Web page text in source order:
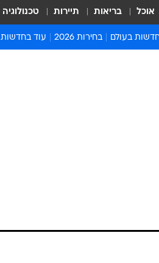
אוכל בריאות תיירות טכנולוגיה
בעולם בחירות 2026 עוד בחדשות